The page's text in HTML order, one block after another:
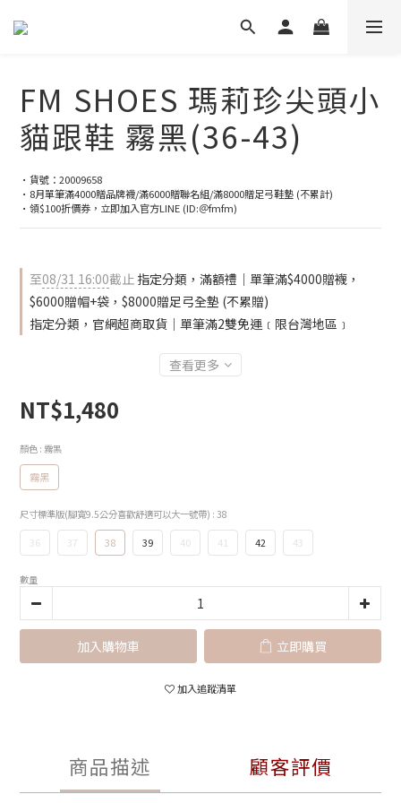
FM SHOES 瑪莉珍尖頭小
貓跟鞋 霧黑(36-43)
•貨號：20009658
•8月單筆滿4000贈品牌襪/滿6000贈聯名組/滿8000贈足弓鞋墊 (不累計)
•領$100折價券，立即加入官方LINE (ID:＠fmfm)
至08/31 16:00截止 指定分類，滿額禮｜單筆滿$4000贈襪，
$6000贈帽+袋，$8000贈足弓全墊 (不累贈)
指定分類，官網超商取貨｜單筆滿2雙免運﹝限台灣地區﹞
查看更多
NT$1,480
顏色 : 霧黑
霧黑
尺寸標準版(腳寬9.5公分喜歡舒適可以大一號帶) : 38
36 37 38 39 40 41 42 43
數量
加入購物車 立即購買
加入追蹤清單
商品描述 顧客評價